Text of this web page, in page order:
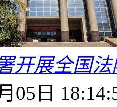
开展全国
05日